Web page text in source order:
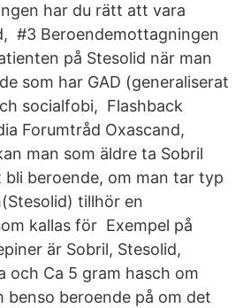
har du rätt att vara
#3 Beroendemottagningen
på Stesolid när man
som har GAD (generaliserat
socialfobi, Flashback
Forumtråd Oxascand,
man som äldre ta Sobril
beroende, om man tar typ
tillhör en
kallas för Exempel på
är Sobril, Stesolid,
och Ca 5 gram hasch om
benso beroende på om det